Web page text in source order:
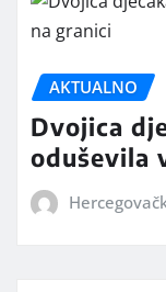
AKTUALNO
Dvojica
oduševila